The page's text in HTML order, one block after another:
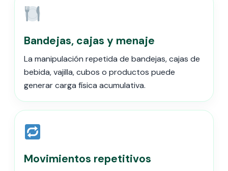
Bandejas, cajas y menaje
La manipulación repetida de bandejas, cajas de
bebida, vajilla, cubos o productos puede
generar carga física acumulativa.
Movimientos repetitivos